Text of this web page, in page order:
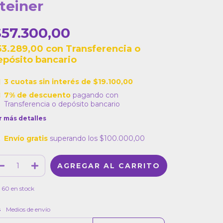
con Transferencia o
bancario
3 cuotas sin interés de $19.100,00
7% de descuentopagando con
Transferencia o depósito bancario
más detalles
Envío gratis superando los $100.000,00
60 en stock
para el CP:
Medios de envío